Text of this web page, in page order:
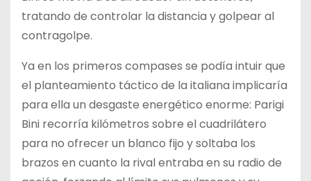
tratando de controlar la distancia y golpear al
contragolpe.
Ya en los primeros compases se podía intuir que
el planteamiento táctico de la italiana implicaría
para ella un desgaste energético enorme: Parigi
Bini recorría kilómetros sobre el cuadrilátero
para no ofrecer un blanco fijo y soltaba los
brazos en cuanto la rival entraba en su radio de